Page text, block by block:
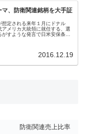
マ、防衛関連銘柄を大手証
想定される来年１月にドナル
アメリカ大統領に就任する、選
すような発言で日米安保条約
2016.12.19
防衛関連売上比率